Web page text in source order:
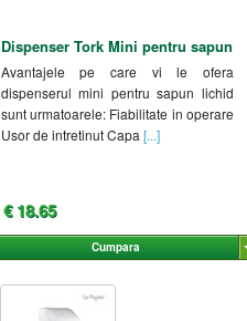
Dispenser Tork Mini pentru sapun
Avantajele pe care vi le ofera
dispenserul mini pentru sapun lichid
sunt urmatoarele: Fiabilitate in operare
Usor de intretinut Capa [...]
€ 18.65
Cumpara